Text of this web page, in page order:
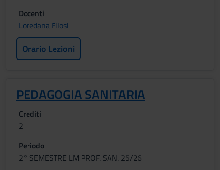
Docenti
Loredana Filosi
Orario Lezioni
PEDAGOGIA SANITARIA
Crediti
2
Periodo
2° SEMESTRE LM PROF. SAN. 25/26